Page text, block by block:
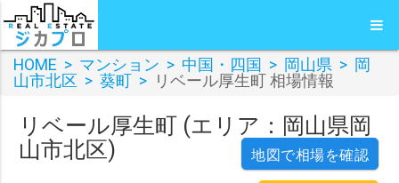
HOME > マンション > 中国・四国 > 岡山県 > 岡
山市北区 > 葵町 > リベール厚生町 相場情報
リベール厚生町 (エリア：岡山県岡
山市北区)
地図で相場を確認